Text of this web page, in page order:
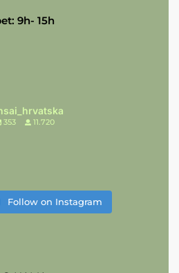
9h- 15h
353 11.720
Follow on Instagram